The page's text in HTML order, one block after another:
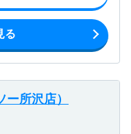
る
所沢店）